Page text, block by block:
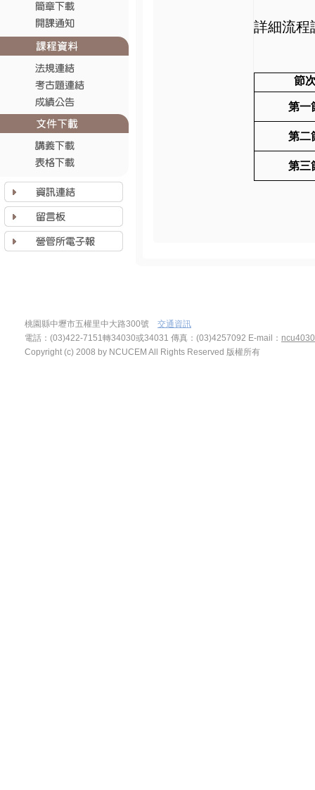
詳細流程
節
第一
第二
第三
桃園縣中壢市五權里中大路300號 交通資訊
電話：(03)422-7151轉34030或34031 傳真：(03)4257092 E-mail：
Copyright (c) 2008 by NCUCEM All Rights Reserved 版權所有